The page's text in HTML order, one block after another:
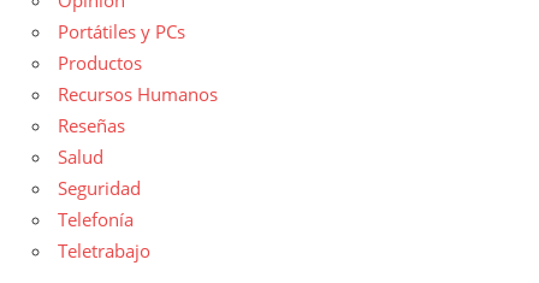
Portátiles y PCs
Productos
Recursos Humanos
Reseñas
Salud
Seguridad
Telefonía
Teletrabajo